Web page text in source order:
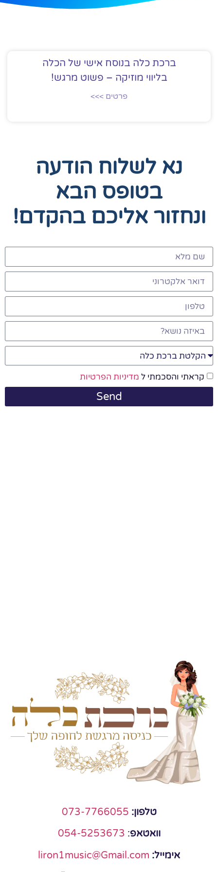
ברכת כלה בנוסח אישי של הכלה
בליווי מוזיקה – פשוט מרגש!
פרטים >>>
נא לשלוח הודעה
בטופס הבא
ונחזור אליכם בהקדם!
קראתי והסכמתי ל מדיניות הפרטיות
Send
טלפון: 073-7766055
וואטאפ:
054-5253673
אימייל: liron1music@Gmail.com